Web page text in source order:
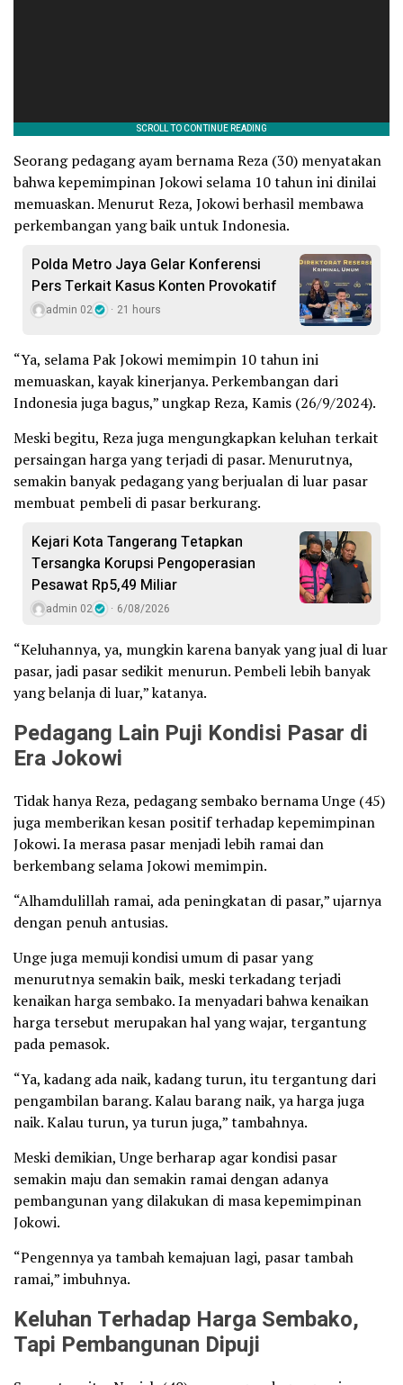
Seorang pedagang ayam bernama Reza (30) menyatakan
bahwa kepemimpinan Jokowi selama 10 tahun ini dinilai
memuaskan. Menurut Reza, Jokowi berhasil membawa
perkembangan yang baik untuk Indonesia.
Polda Metro Jaya Gelar Konferensi
Pers Terkait Kasus Konten Provokatif
admin 02 21 hours
“Ya, selama Pak Jokowi memimpin 10 tahun ini
memuaskan, kayak kinerjanya. Perkembangan dari
Indonesia juga bagus,” ungkap Reza, Kamis (26/9/2024).
Meski begitu, Reza juga mengungkapkan keluhan terkait
persaingan harga yang terjadi di pasar. Menurutnya,
semakin banyak pedagang yang berjualan di luar pasar
membuat pembeli di pasar berkurang.
Kejari Kota Tangerang Tetapkan
Tersangka Korupsi Pengoperasian
Pesawat Rp5,49 Miliar
admin 02 6/08/2026
“Keluhannya, ya, mungkin karena banyak yang jual di luar
pasar, jadi pasar sedikit menurun. Pembeli lebih banyak
yang belanja di luar,” katanya.
Pedagang Lain Puji Kondisi Pasar di
Era Jokowi
Tidak hanya Reza, pedagang sembako bernama Unge (45)
juga memberikan kesan positif terhadap kepemimpinan
Jokowi. Ia merasa pasar menjadi lebih ramai dan
berkembang selama Jokowi memimpin.
“Alhamdulillah ramai, ada peningkatan di pasar,” ujarnya
dengan penuh antusias.
Unge juga memuji kondisi umum di pasar yang
menurutnya semakin baik, meski terkadang terjadi
kenaikan harga sembako. Ia menyadari bahwa kenaikan
harga tersebut merupakan hal yang wajar, tergantung
pada pemasok.
“Ya, kadang ada naik, kadang turun, itu tergantung dari
pengambilan barang. Kalau barang naik, ya harga juga
naik. Kalau turun, ya turun juga,” tambahnya.
Meski demikian, Unge berharap agar kondisi pasar
semakin maju dan semakin ramai dengan adanya
pembangunan yang dilakukan di masa kepemimpinan
Jokowi.
“Pengennya ya tambah kemajuan lagi, pasar tambah
ramai,” imbuhnya.
Keluhan Terhadap Harga Sembako,
Tapi Pembangunan Dipuji